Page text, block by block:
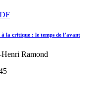
à la critique : le temps de l’avant
Henri Ramond